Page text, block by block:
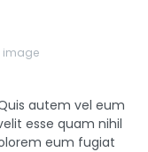
image
autem vel eum
esse quam nihil
eum fugiat